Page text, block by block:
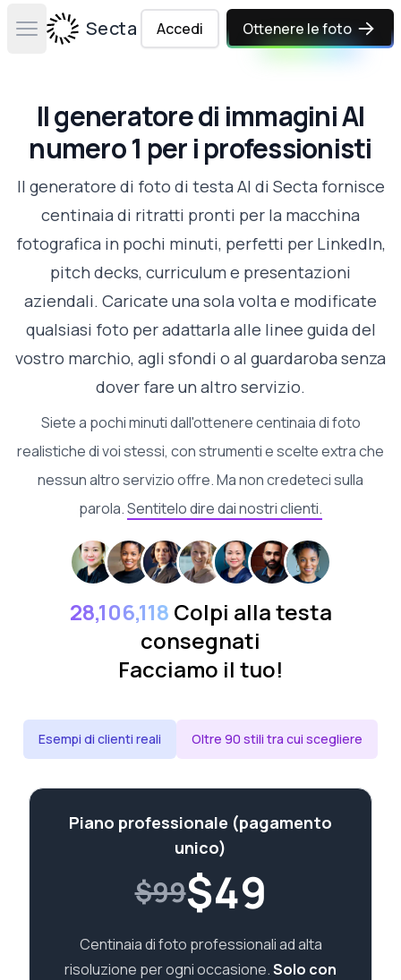
Open main menuSecta Labs
Accedi Ottenere le foto
Il generatore di immagini AI
numero 1 per i professionisti
Il generatore di foto di testa AI di Secta fornisce
centinaia di ritratti pronti per la macchina
fotografica in pochi minuti, perfetti per LinkedIn,
pitch decks, curriculum e presentazioni
aziendali. Caricate una sola volta e modificate
qualsiasi foto per adattarla alle linee guida del
vostro marchio, agli sfondi o al guardaroba senza
dover fare un altro servizio.
Siete a pochi minuti dall'ottenere centinaia di foto
realistiche di voi stessi, con strumenti e scelte extra che
nessun altro servizio offre. Ma non credeteci sulla
parola.Sentitelo dire dai nostri clienti.
28,106,118 Colpi alla testa
consegnati
Facciamo il tuo!
Esempi di clienti reali Oltre 90 stili tra cui scegliere
Piano professionale (pagamento
unico)
$99$49
Centinaia di foto professionali ad alta
risoluzione per ogni occasione.Solo con